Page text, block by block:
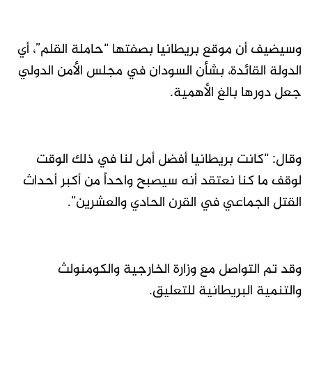
وسيضيف أن موقع بريطانيا بصفتها “حاملة القلم”، أي
الدولة القائدة، بشأن السودان في مجلس الأمن الدولي
جعل دورها بالغ الأهمية.
وقال: “كانت بريطانيا أفضل أمل لنا في ذلك الوقت
لوقف ما كنا نعتقد أنه سيصبح واحداً من أكبر أحداث
القتل الجماعي في القرن الحادي والعشرين”.
وقد تم التواصل مع وزارة الخارجية والكومنولث
والتنمية البريطانية للتعليق.